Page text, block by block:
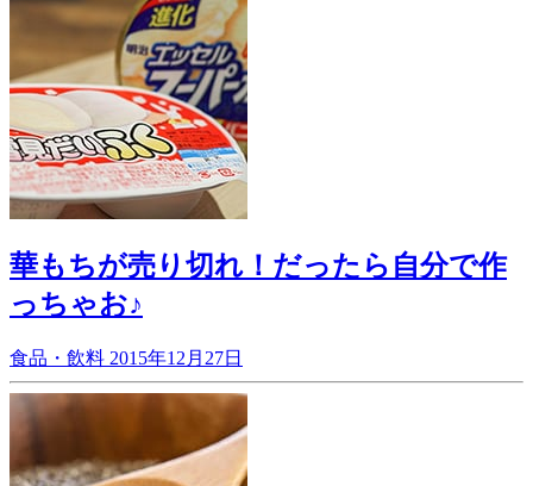
華もちが売り切れ！だったら自分で作
っちゃお♪
食品・飲料 2015年12月27日